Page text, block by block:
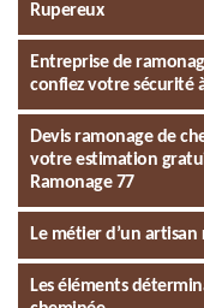
Rupereux
Entreprise de
confiez votre sécurité
Devis ramonage de
votre estimation
Ramonage 77
Le métier d’un artisan
Les éléments